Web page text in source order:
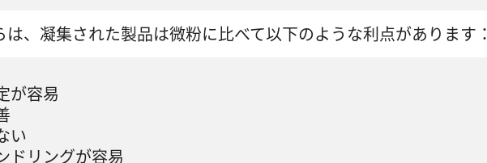
は、凝集された製品は微粉に比べて以下のような利点があります：
が容易
い
ドリングが容易